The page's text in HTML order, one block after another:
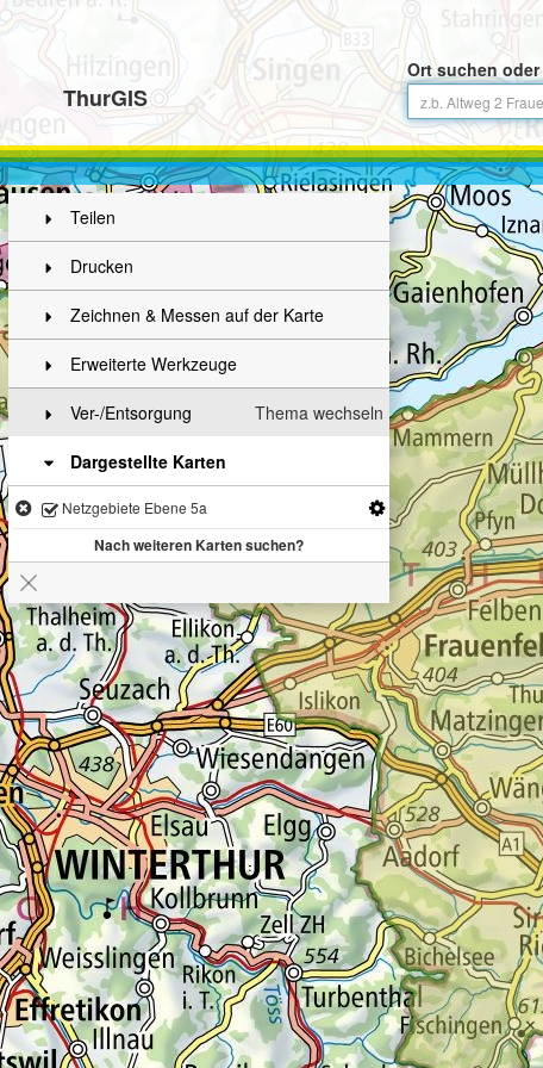
ThurGIS
Ort suchen
Teilen
Drucken
Zeichnen & Messen auf der Karte
Erweiterte Werkzeuge
Thema wechseln
Ver-/Entsorgung
Dargestellte Karten
Netzgebiete Ebene 5a
Nach weiteren Karten suchen?